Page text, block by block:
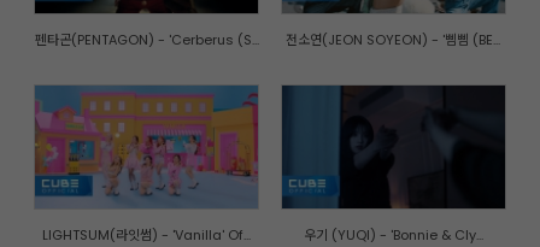
펜타곤(PENTAGON) - 'Cerberus (S... 전소연(JEON SOYEON) - '삠삠 (BE...
LIGHTSUM(라잇썸) - 'Vanilla' Of... 우기 (YUQI) - 'Bonnie & Cly...